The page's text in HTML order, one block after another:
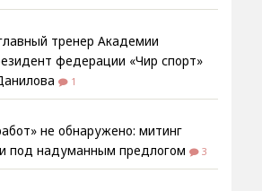
тренер Академии
федерации «Чир спорт»
1
не обнаружено: митинг
под надуманным предлогом
3